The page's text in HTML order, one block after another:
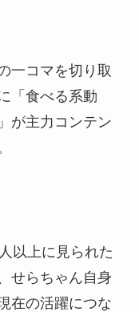
一コマを切り取
「食べる系動
が主力コンテン
以上に見られた
せらちゃん自身
在の活躍につな